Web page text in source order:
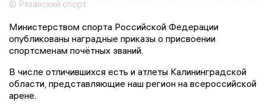
© Рязанский спорт
Министерством спорта Российской Федерации
опубликованы наградные приказы о присвоении
спортсменам почётных званий.
В числе отличившихся есть и атлеты Калининградской
области, представляющие наш регион на всероссийской
арене.